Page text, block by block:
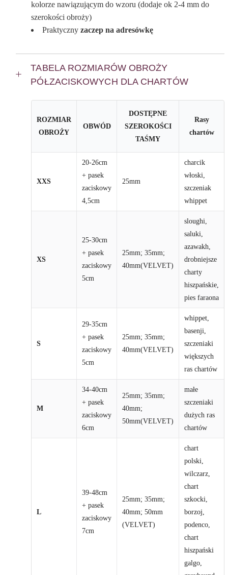
kolorze nawiązującym do wzoru (dodaje ok 2-4 mm do
szerokości obroży)
Praktyczny zaczep na adresówkę
TABELA ROZMIARÓW OBROŻY
PÓŁZACISKOWYCH DLA CHARTÓW
ROZMIAR
OBROŻY
OBWÓD
DOSTĘPNE
SZEROKOŚCI
TAŚMY
Rasy
chartów
XXS
20-26cm
+ pasek
zaciskowy
4,5cm
25mm
charcik
włoski,
szczeniak
whippet
XS
25-30cm
+ pasek
zaciskowy
5cm
25mm; 35mm;
40mm(VELVET)
sloughi,
saluki,
azawakh,
drobniejsze
charty
hiszpańskie,
pies faraona
S
29-35cm
+ pasek
zaciskowy
5cm
25mm; 35mm;
40mm(VELVET)
whippet,
basenji,
szczeniaki
większych
ras chartów
M
34-40cm
+ pasek
zaciskowy
6cm
25mm; 35mm;
40mm;
50mm(VELVET)
małe
szczeniaki
dużych ras
chartów
L
39-48cm
+ pasek
zaciskowy
7cm
25mm; 35mm;
40mm; 50mm
(VELVET)
chart
polski,
wilczarz,
chart
szkocki,
borzoj,
podenco,
chart
hiszpański
galgo,